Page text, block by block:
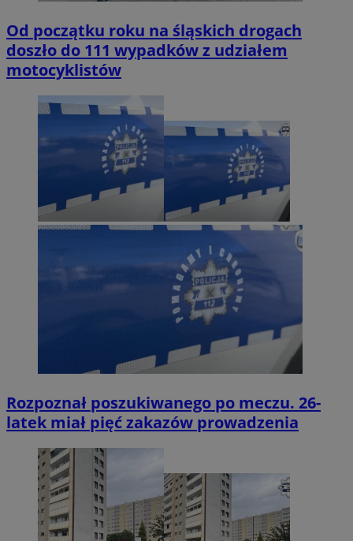
Od początku roku na śląskich drogach
doszło do 111 wypadków z udziałem
motocyklistów
Rozpoznał poszukiwanego po meczu. 26-
latek miał pięć zakazów prowadzenia